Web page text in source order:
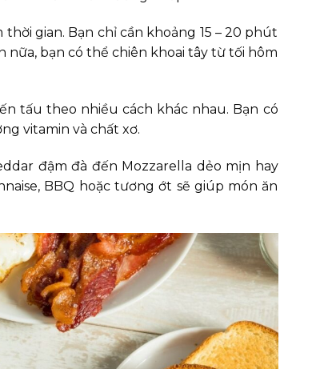
gian. Bạn chỉ cần khoảng 15 – 20 phút
bạn có thể chiên khoai tây từ tối hôm
tấu theo nhiều cách khác nhau. Bạn có
vitamin và chất xơ.
đậm đà đến Mozzarella dẻo mịn hay
BBQ hoặc tương ớt sẽ giúp món ăn